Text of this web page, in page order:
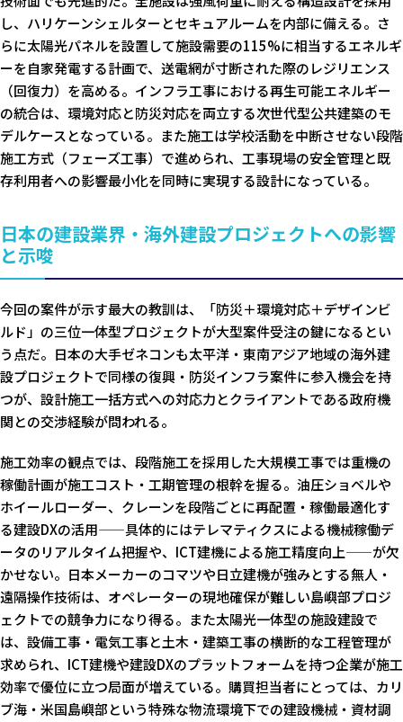
し、ハリケーンシェルターとセキュアルームを内部に備える。さ
らに太陽光パネルを設置して施設需要の115%に相当するエネルギ
ーを自家発電する計画で、送電網が寸断された際のレジリエンス
（回復力）を高める。インフラ工事における再生可能エネルギー
の統合は、環境対応と防災対応を両立する次世代型公共建築のモ
デルケースとなっている。また施工は学校活動を中断させない段階
施工方式（フェーズ工事）で進められ、工事現場の安全管理と既
存利用者への影響最小化を同時に実現する設計になっている。
日本の建設業界・海外建設プロジェクトへの影響
と示唆
今回の案件が示す最大の教訓は、「防災＋環境対応＋デザインビ
ルド」の三位一体型プロジェクトが大型案件受注の鍵になるとい
う点だ。日本の大手ゼネコンも太平洋・東南アジア地域の海外建
設プロジェクトで同様の復興・防災インフラ案件に参入機会を持
つが、設計施工一括方式への対応力とクライアントである政府機
関との交渉経験が問われる。
施工効率の観点では、段階施工を採用した大規模工事では重機の
稼働計画が施工コスト・工期管理の根幹を握る。油圧ショベルや
ホイールローダー、クレーンを段階ごとに再配置・稼働最適化す
る建設DXの活用——具体的にはテレマティクスによる機械稼働デ
ータのリアルタイム把握や、ICT建機による施工精度向上——が欠
かせない。日本メーカーのコマツや日立建機が強みとする無人・
遠隔操作技術は、オペレーターの現地確保が難しい島嶼部プロジ
ェクトでの競争力になり得る。また太陽光一体型の施設建設で
は、設備工事・電気工事と土木・建築工事の横断的な工程管理が
求められ、ICT建機や建設DXのプラットフォームを持つ企業が施工
効率で優位に立つ局面が増えている。購買担当者にとっては、カリ
ブ海・米国島嶼部という特殊な物流環境下での建設機械・資材調